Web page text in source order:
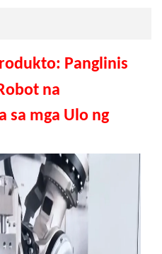
Panglinis
na
sa mga Ulo ng